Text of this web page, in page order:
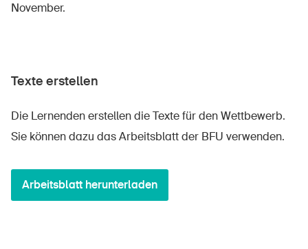
November.
Texte erstellen
Die Lernenden erstellen die Texte für den Wettbewerb.
Sie können dazu das Arbeitsblatt der BFU verwenden.
Arbeitsblatt herunterladen